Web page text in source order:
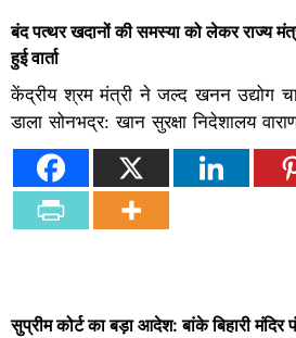
बंद पत्थर खदानों की समस्या को लेकर राज्य
हुई वार्ता
केंद्रीय श्रम मंत्री ने जल्द खनन उद्योग
डाला सोनभद्र: खान सुरक्षा निदेशालय
सुप्रीम कोर्ट का बड़ा आदेश: बांके बिहारी मंदिर